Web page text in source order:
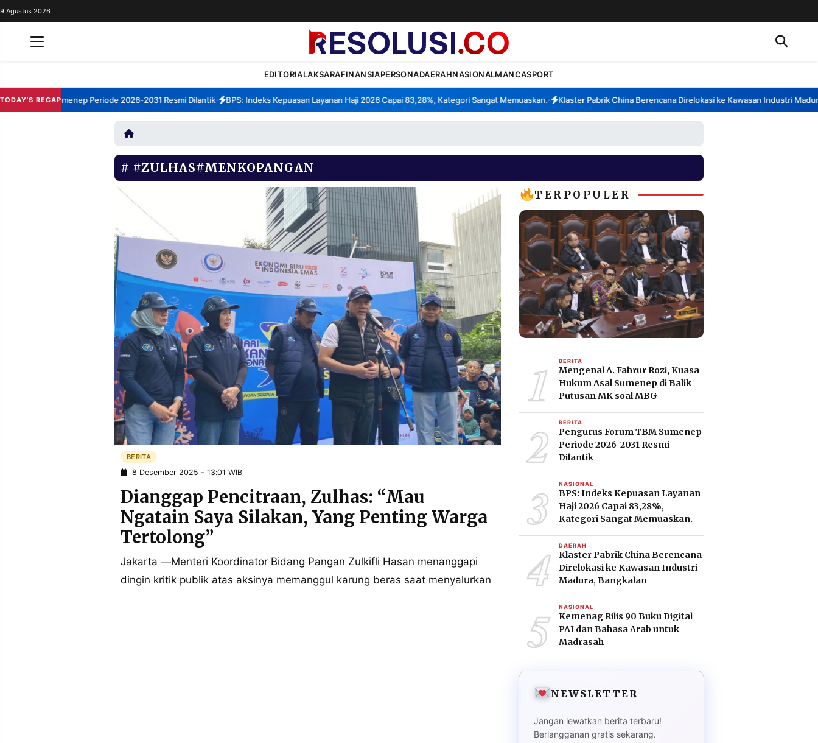
REDAKSI
PERSONA
NASIONAL
BERITA
WARGA
TULISAN
SERVICE
9 Agustus 2026
EDITORIALAKSARAFINANSIAPERSONADAERAHNASIONALMANCASPORT
TODAY'S RECAP
TBM Sumenep Periode 2026-2031 Resmi Dilantik• BPS: Indeks Kepuasan Layanan Haji 2026 Capai 83,28%, Kategori Sangat Memuaskan.• Klaster Pabrik China Berencana Direlokasi ke Kawasan Industri Madura,
#ZULHAS#MENKOPANGAN
BERITA
8 Desember 2025 - 13:01 WIB
Dianggap Pencitraan, Zulhas: “Mau
Ngatain Saya Silakan, Yang Penting Warga
Tertolong”
Jakarta —Menteri Koordinator Bidang Pangan Zulkifli Hasan menanggapi
dingin kritik publik atas aksinya memanggul karung beras saat menyalurkan
TERPOPULER
1 BERITA
Mengenal A. Fahrur Rozi, Kuasa
Hukum Asal Sumenep di Balik
Putusan MK soal MBG
2 BERITA
Pengurus Forum TBM Sumenep
Periode 2026-2031 Resmi
Dilantik
3 NASIONAL
BPS: Indeks Kepuasan Layanan
Haji 2026 Capai 83,28%,
Kategori Sangat Memuaskan.
4 DAERAH
Klaster Pabrik China Berencana
Direlokasi ke Kawasan Industri
Madura, Bangkalan
5 NASIONAL
Kemenag Rilis 90 Buku Digital
PAI dan Bahasa Arab untuk
Madrasah
NEWSLETTER
Jangan lewatkan berita terbaru!
Berlangganan gratis sekarang.